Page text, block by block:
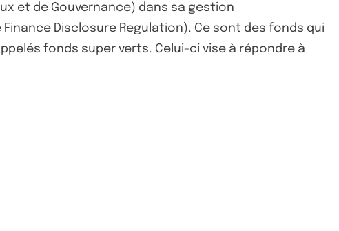
et de Gouvernance) dans sa gestion
Finance Disclosure Regulation). Ce sont des fonds qui
fonds super verts. Celui-ci vise à répondre à